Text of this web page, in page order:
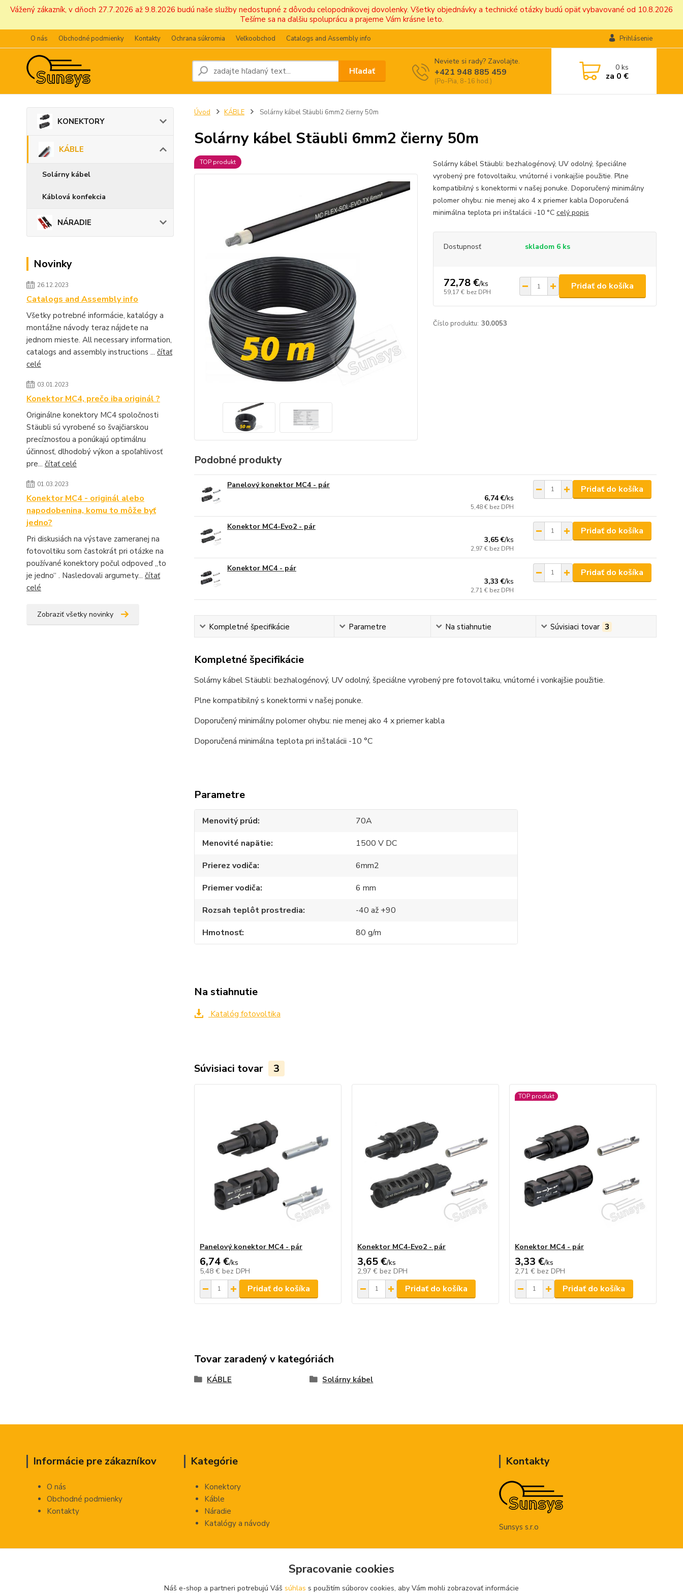
Vážený zákazník, v dňoch 27.7.2026 až 9.8.2026 budú naše služby nedostupné z dôvodu celopodnikovej dovolenky. Všetky objednávky a technické otázky budú opäť vybavované od 10.8.2026
Tešíme sa na ďalšiu spoluprácu a prajeme Vám krásne leto.
O nás Obchodné podmienky Kontakty Ochrana súkromia Veľkoobchod Catalogs and Assembly info Prihlásenie
Hľadať
Neviete si rady? Zavolajte.
+421 948 885 459
(Po-Pia, 8-16 hod.)
0ks
za 0 €
KONEKTORY
KÁBLE
Solárny kábel
Káblová konfekcia
NÁRADIE
Novinky
26.12.2023
Catalogs and Assembly info
Všetky potrebné informácie, katalógy a
montážne návody teraz nájdete na
jednom mieste. All necessary information,
catalogs and assembly instructions ... čítať
celé
03.01.2023
Konektor MC4, prečo iba originál ?
Originálne konektory MC4 spoločnosti
Stäubli sú vyrobené so švajčiarskou
precíznosťou a ponúkajú optimálnu
účinnosť, dlhodobý výkon a spoľahlivosť
pre... čítať celé
01.03.2023
Konektor MC4 - originál alebo
napodobenina, komu to môže byť
jedno?
Pri diskusiách na výstave zameranej na
fotovoltiku som častokrát pri otázke na
používané konektory počul odpoveď „to
je jedno“ . Nasledovali argumety... čítať
celé
Zobraziť všetky novinky
Úvod KÁBLE Solárny kábel Stäubli 6mm2 čierny 50m
Solárny kábel Stäubli 6mm2 čierny 50m
TOP produkt
Solárny kábel Stäubli: bezhalogénový, UV odolný, špeciálne
vyrobený pre fotovoltaiku, vnútorné i vonkajšie použitie. Plne
kompatibilný s konektormi v našej ponuke. Doporučený minimálny
polomer ohybu: nie menej ako 4 x priemer kabla Doporučená
minimálna teplota pri inštalácii -10 °C celý popis
Dostupnosť skladom 6 ks
72,78 €/ks
59,17 € bez DPH
Pridať do košíka
Číslo produktu: 30.0053
Podobné produkty
Panelový konektor MC4 - pár
6,74 €/ks
5,48 € bez DPH
Pridať do košíka
Konektor MC4-Evo2 - pár
3,65 €/ks
2,97 € bez DPH
Pridať do košíka
Konektor MC4 - pár
3,33 €/ks
2,71 € bez DPH
Pridať do košíka
Kompletné špecifikácie Parametre Na stiahnutie Súvisiaci tovar 3
Kompletné špecifikácie
Solárny kábel Stäubli: bezhalogénový, UV odolný, špeciálne vyrobený pre fotovoltaiku, vnútorné i vonkajšie použitie.
Plne kompatibilný s konektormi v našej ponuke.
Doporučený minimálny polomer ohybu: nie menej ako 4 x priemer kabla
Doporučená minimálna teplota pri inštalácii -10 °C
Parametre
Menovitý prúd
70A
Menovité napätie
1500 V DC
Prierez vodiča
6mm2
Priemer vodiča
6 mm
Rozsah teplôt prostredia
-40 až +90
Hmotnosť
80 g/m
Na stiahnutie
Katalóg fotovoltika
Súvisiaci tovar 3
Panelový konektor MC4 - pár
6,74 €/ks
5,48 € bez DPH
Pridať do košíka
Konektor MC4-Evo2 - pár
3,65 €/ks
2,97 € bez DPH
Pridať do košíka
TOP produkt
Konektor MC4 - pár
3,33 €/ks
2,71 € bez DPH
Pridať do košíka
Tovar zaradený v kategóriách
KÁBLE Solárny kábel
Informácie pre zákazníkov
O nás
Obchodné podmienky
Kontakty
Kategórie
Konektory
Káble
Náradie
Katalógy a návody
Kontakty
Sunsys s.r.o
objednavky@sunsys.sk
Spracovanie cookies
Náš e-shop a partneri potrebujú Váš súhlas s použitím súborov cookies, aby Vám mohli zobrazovať informácie